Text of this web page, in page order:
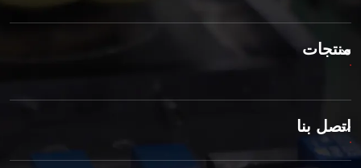
منتجات
اتصل بنا